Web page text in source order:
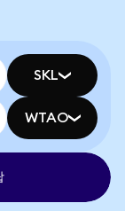
SKL
WTAO